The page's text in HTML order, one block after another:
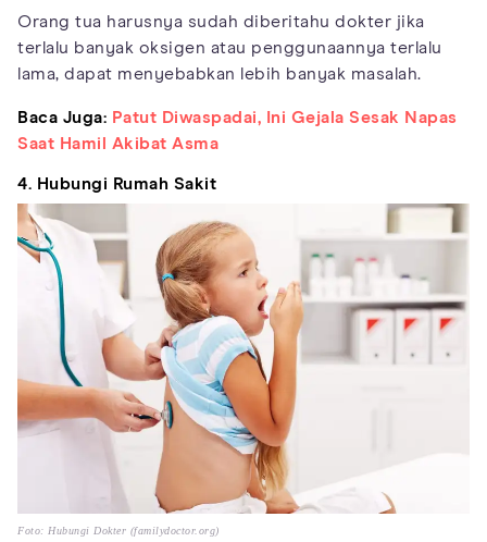
Orang tua harusnya sudah diberitahu dokter jika
terlalu banyak oksigen atau penggunaannya terlalu
lama, dapat menyebabkan lebih banyak masalah.
Baca Juga: Patut Diwaspadai, Ini Gejala Sesak Napas
Saat Hamil Akibat Asma
4. Hubungi Rumah Sakit
Foto: Hubungi Dokter (familydoctor.org)